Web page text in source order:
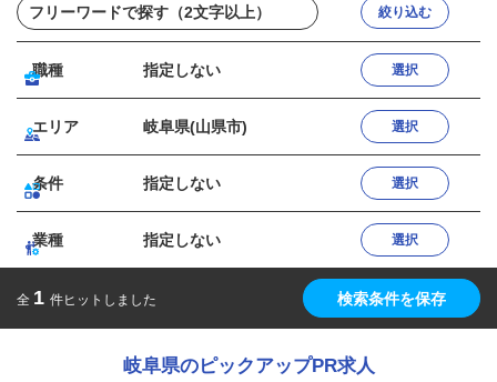
絞り込む
職種 指定しない 選択
エリア 岐阜県(山県市) 選択
条件 指定しない 選択
業種 指定しない 選択
全 1 件ヒットしました 検索条件を保存
岐阜県のピックアップPR求人